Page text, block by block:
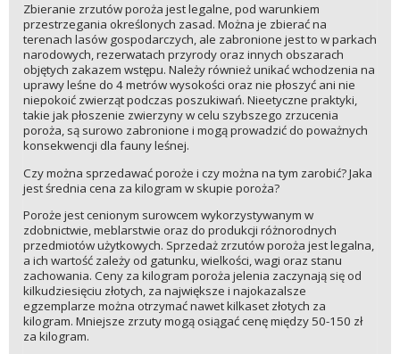
Zbieranie zrzutów poroża jest legalne, pod warunkiem
przestrzegania określonych zasad. Można je zbierać na
terenach lasów gospodarczych, ale zabronione jest to w parkach
narodowych, rezerwatach przyrody oraz innych obszarach
objętych zakazem wstępu. Należy również unikać wchodzenia na
uprawy leśne do 4 metrów wysokości oraz nie płoszyć ani nie
niepokoić zwierząt podczas poszukiwań. Nieetyczne praktyki,
takie jak płoszenie zwierzyny w celu szybszego zrzucenia
poroża, są surowo zabronione i mogą prowadzić do poważnych
konsekwencji dla fauny leśnej.
Czy można sprzedawać poroże i czy można na tym zarobić? Jaka
jest średnia cena za kilogram w skupie poroża?
Poroże jest cenionym surowcem wykorzystywanym w
zdobnictwie, meblarstwie oraz do produkcji różnorodnych
przedmiotów użytkowych. Sprzedaż zrzutów poroża jest legalna,
a ich wartość zależy od gatunku, wielkości, wagi oraz stanu
zachowania. Ceny za kilogram poroża jelenia zaczynają się od
kilkudziesięciu złotych, za największe i najokazalsze
egzemplarze można otrzymać nawet kilkaset złotych za
kilogram. Mniejsze zrzuty mogą osiągać cenę między 50-150 zł
za kilogram.